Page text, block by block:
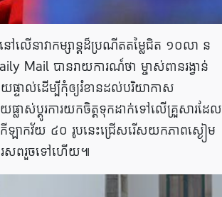
លើនាវាកម្សាន្តដ៏ប្រណីតតម្លៃជិត ១០លា ន
Mail បានរាយការណ៍ថា ម្ចាស់ពានរង្វាន់
ទាល់ដើម្បីកុំឲ្យរំខានដល់បរិយាកាស
លាស់ប្តូរការយកចិត្តទុកដាក់ទៅលេីគ្រួសារដែល
ាកវ័យ ៤០ រូបនេះជ្រើសរើសយកភាព​ស្ងៀម
រសពរួចទៅហើយ៕